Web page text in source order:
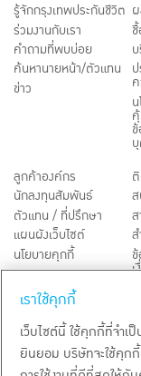
รู้จักกรุงเทพประกันชีวิต
ร่วมงานกับเรา
คำถามที่พบบ่อย
ค้นหานายหน้า/ตัวแทน
ข่าว
ลูกค้าองค์กร
นักลงทุนสัมพันธ์
ตัวแทน / ที่ปรึกษา
แผนผังเว็บไซต์
นโยบายคุกกี้
Third-Party Notices เ
TH EN
สงวนลิขสิทธิ์ พ.ศ.
เราใช้คุกกี้
เว็บไซต์นี้ ใช้คุกกี้ที่จำ
ยินยอม บริษัทจะใช้คุก